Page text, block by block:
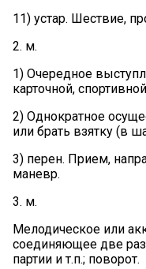
11) устар. Шествие,
2. м.
1) Очередное
карточной,
2) Однократное
или брать взятку (в
3) перен. Прием,
маневр.
3. м.
Мелодическое или
соединяющее две
партии и т.п.; поворот.